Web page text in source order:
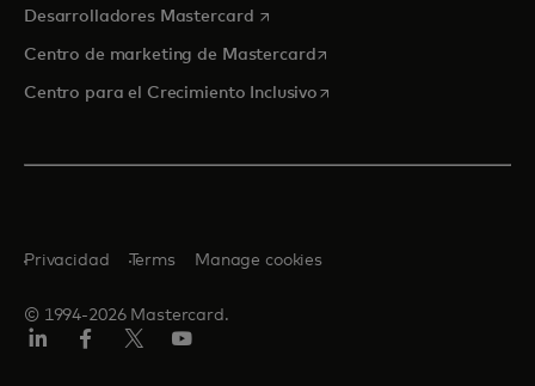
Desarrolladores Mastercard se abre en una pestaña nueva
Centro de marketing de Mastercardse abre en una pestaña
Centro para el Crecimiento Inclusivose abre en una pestaña
© 1994-2026 Mastercard.
Privacidad Terms Manage cookies